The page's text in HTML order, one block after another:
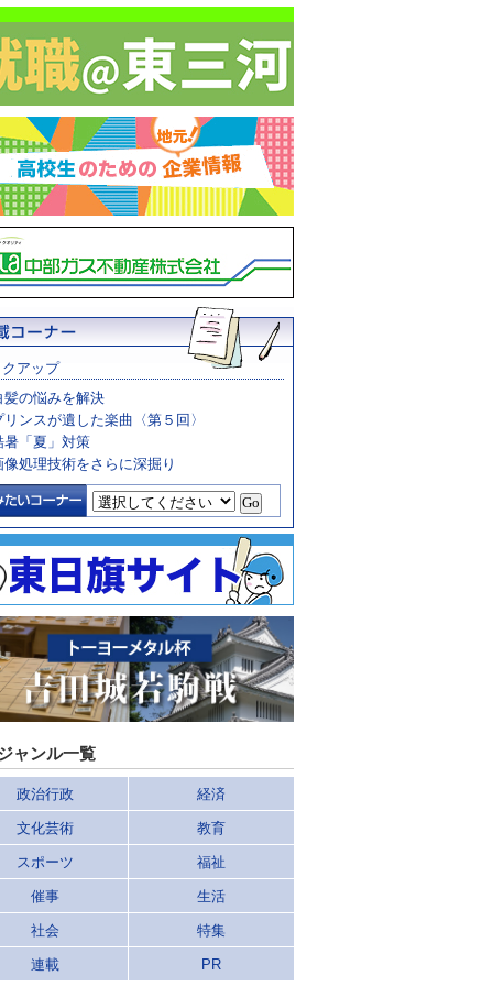
アップ
髪の悩みを解決
リンスが遺した楽曲〈第５回〉
暑「夏」対策
像処理技術をさらに深掘り
ャンル一覧
政治行政 経済
文化芸術 教育
スポーツ 福祉
催事 生活
社会 特集
連載 PR